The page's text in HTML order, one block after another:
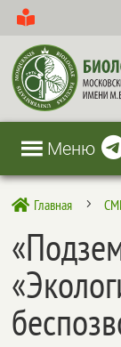
Меню
 Главная 5